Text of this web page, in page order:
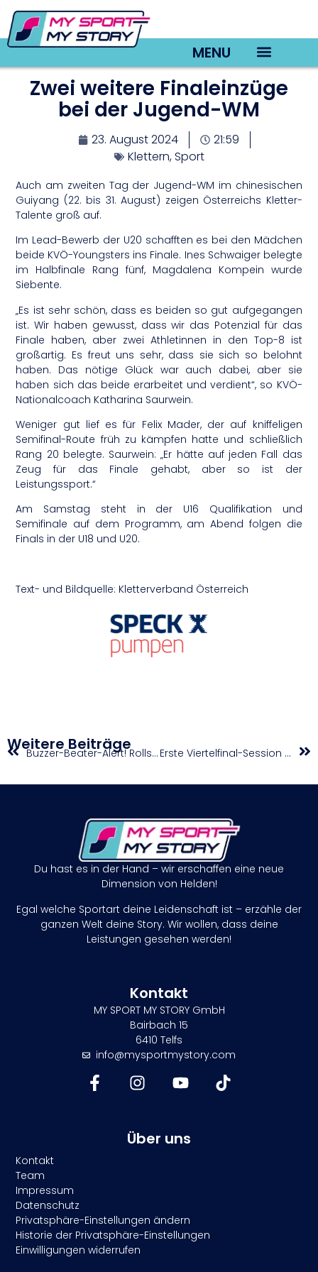
MENU
Zwei weitere Finaleinzüge
bei der Jugend-WM
23. August 2024
21:59
Klettern,Sport
Auch am zweiten Tag der Jugend-WM im chinesischen
Guiyang (22. bis 31. August) zeigen Österreichs Kletter-
Talente groß auf.
Im Lead-Bewerb der U20 schafften es bei den Mädchen
beide KVÖ-Youngsters ins Finale. Ines Schwaiger belegte
im Halbfinale Rang fünf, Magdalena Kompein wurde
Siebente.
„Es ist sehr schön, dass es beiden so gut aufgegangen
ist. Wir haben gewusst, dass wir das Potenzial für das
Finale haben, aber zwei Athletinnen in den Top-8 ist
großartig. Es freut uns sehr, dass sie sich so belohnt
haben. Das nötige Glück war auch dabei, aber sie
haben sich das beide erarbeitet und verdient“, so KVÖ-
Nationalcoach Katharina Saurwein.
Weniger gut lief es für Felix Mader, der auf kniffeligen
Semifinal-Route früh zu kämpfen hatte und schließlich
Rang 20 belegte. Saurwein: „Er hätte auf jeden Fall das
Zeug für das Finale gehabt, aber so ist der
Leistungssport.“
Am Samstag steht in der U16 Qualifikation und
Semifinale auf dem Programm, am Abend folgen die
Finals in der U18 und U20.
Text- und Bildquelle: Kletterverband Österreich
Weitere Beiträge Buzzer-Beater-Alert! Rollstuhl-Basketballer schlagen Polen Erste Viertelfinal-Session bringt Giganten-Duell – Premiere für Team GB
Du hast es in der Hand – wir erschaffen eine neue
Dimension von Helden!
Egal welche Sportart deine Leidenschaft ist – erzähle der
ganzen Welt deine Story. Wir wollen, dass deine
Leistungen gesehen werden!
Kontakt
MY SPORT MY STORY GmbH
Bairbach 15
6410 Telfs
info@mysportmystory.com
Über uns
Kontakt
Team
Impressum
Datenschutz
Privatsphäre-Einstellungen ändern
Historie der Privatsphäre-Einstellungen
Einwilligungen widerrufen